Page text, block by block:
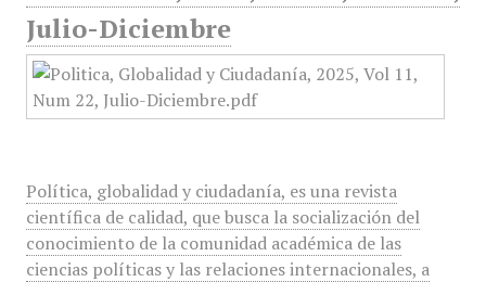
Julio-Diciembre
Política, globalidad y ciudadanía, es una revista
científica de calidad, que busca la socialización del
conocimiento de la comunidad académica de las
ciencias políticas y las relaciones internacionales, a